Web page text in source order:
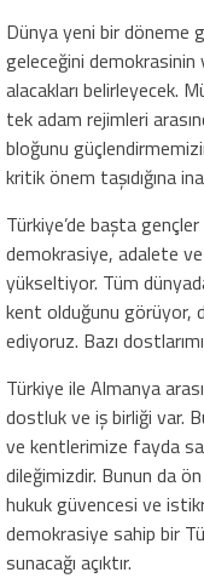
Dünya yeni bir döneme
geleceğini demokrasinin
alacakları belirleyecek.
tek adam rejimleri
bloğunu
kritik önem taşıdığına
Türkiye’de başta
demokrasiye, adalete
yükseltiyor. Tüm
kent olduğunu görüyor,
ediyoruz. Bazı
Türkiye ile Almanya
dostluk ve iş birliği var.
ve kentlerimize fayda
dileğimizdir. Bunun da
hukuk güvencesi ve
demokrasiye sahip bir
sunacağı açıktır.